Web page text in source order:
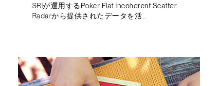
SRIが運用するPoker Flat Incoherent Scatter
Radarから提供されたデータを活…